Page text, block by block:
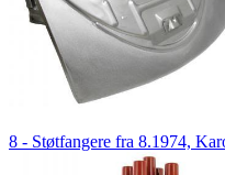
8 - Støtfangere fra 8.1974,